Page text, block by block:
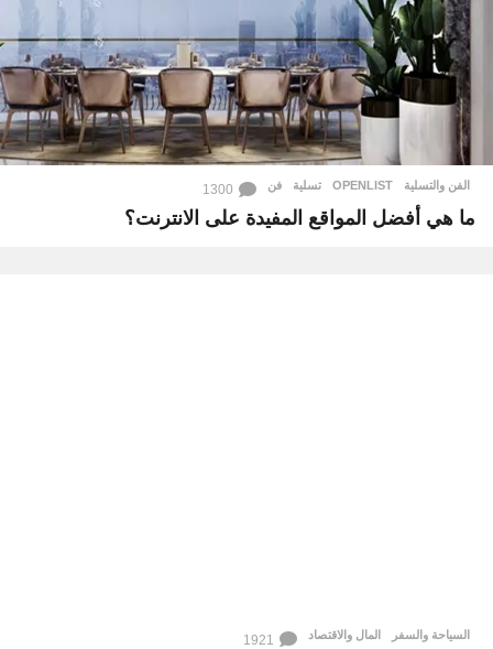
الفن والتسلية OPENLIST
,
تسلية ,فن 1300
ما هي أفضل المواقع المفيدة على الانترنت؟
السياحة والسفر ,
المال والاقتصاد 1921